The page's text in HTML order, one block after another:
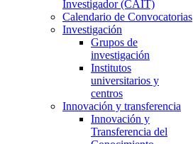
Investigador (CAIT)
Calendario de Convocatorias
Investigación
Grupos de
investigación
Institutos
universitarios y
centros
Innovación y transferencia
Innovación y
Transferencia del